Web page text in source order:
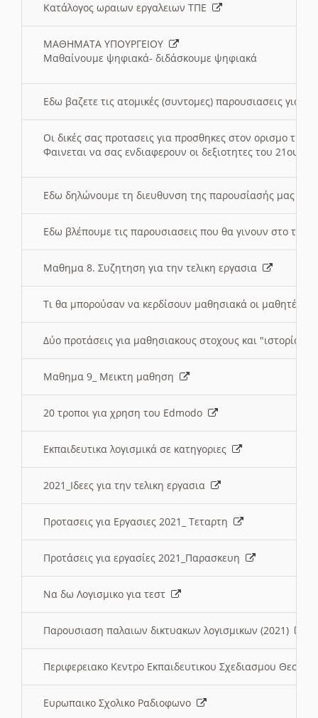
Κατάλογος ωραιων εργαλειων ΤΠΕ
ΜΑΘΗΜΑΤΑ ΥΠΟΥΡΓΕΙΟΥ
Μαθαίνουμε ψηφιακά- διδάσκουμε ψηφιακά
Εδω βαζετε τις ατομικές (συντομες) παρουσιασεις για
Οι δικές σας προτασεις για προσθηκες στον ορισμο
Φαινεται να σας ενδιαφερουν οι δεξιοτητες του 21ου
Εδω δηλώνουμε τη διευθυνση της παρουσίασής μας
Εδω βλέπουμε τις παρουσιασεις που θα γινουν στο
Μαθημα 8. Συζητηση για την τελικη εργασια
Τι θα μπορούσαν να κερδίσουν μαθησιακά οι μαθητές/
Δύο προτάσεις για μαθησιακους στοχους και "ιστορία"
Μαθημα 9_ Μεικτη μαθηση
20 τροποι για χρηση του Edmodo
Εκπαιδευτικα λογισμικά σε κατηγοριες
2021_Ιδεες για την τελικη εργασια
Προτασεις για Εργασιες 2021_ Τεταρτη
Προτάσεις για εργασίες 2021_Παρασκευη
Να δω Λογισμικο για τεστ
Παρουσιαση παλαιων δικτυακων λογισμικων (2021)
Περιφερειακο Κεντρο Εκπαιδευτικου Σχεδιασμου
Ευρωπαικο Σχολικο Ραδιοφωνο